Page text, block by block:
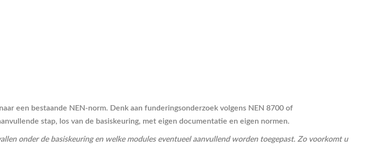
een bestaande NEN-norm. Denk aan funderingsonderzoek volgens NEN 8700 of
stap, los van de basiskeuring, met eigen documentatie en eigen normen.
onder de basiskeuring en welke modules eventueel aanvullend worden toegepast. Zo voorkomt u